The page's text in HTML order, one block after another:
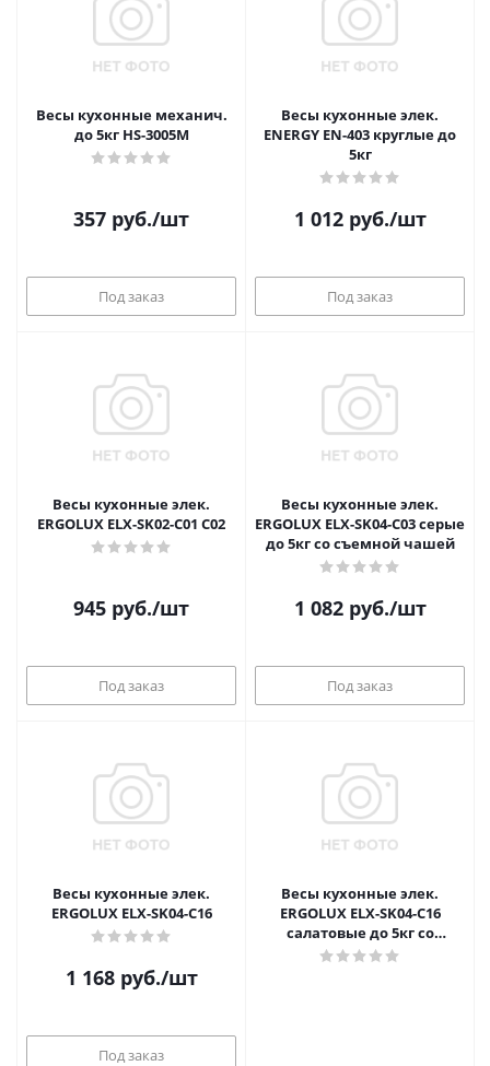
Весы кухонные механич.
до 5кг HS-3005M
357 руб./шт
Под заказ
Весы кухонные элек.
ENERGY EN-403 круглые до
5кг
1 012руб./шт
Под заказ
Весы кухонные элек.
ERGOLUX ELX-SK02-C01 С02
945 руб./шт
Под заказ
Весы кухонные элек.
ERGOLUX ELX-SK04-C03 серые
до 5кг со съемной чашей
1 082руб./шт
Под заказ
Весы кухонные элек.
ERGOLUX ELX-SK04-C16
1 168руб./шт
Под заказ
Весы кухонные элек.
ERGOLUX ELX-SK04-C16
салатовые до 5кг со
съемной чашей